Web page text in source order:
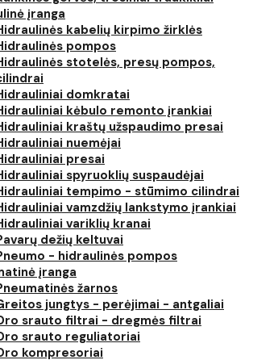
įranga
kabelių kirpimo žirklės
pompos
stotelės, presų pompos,
domkratai
kėbulo remonto įrankiai
kraštų užspaudimo presai
nuemėjai
presai
spyruoklių suspaudėjai
tempimo - stūmimo cilindrai
vamzdžių lankstymo įrankiai
variklių kranai
dežių keltuvai
- hidraulinės pompos
įranga
žarnos
jungtys - perėjimai - antgaliai
srauto filtrai - dregmės filtrai
srauto reguliatoriai
kompresoriai